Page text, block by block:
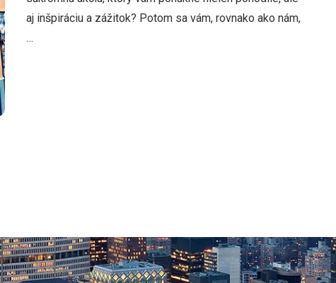
aj inšpiráciu a zážitok? Potom sa vám, rovnako ako nám,
…